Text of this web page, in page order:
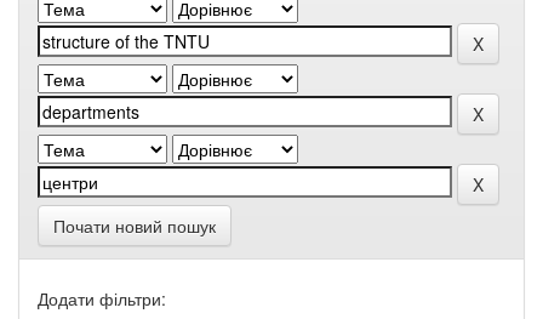
Почати новий пошук
Додати фільтри: